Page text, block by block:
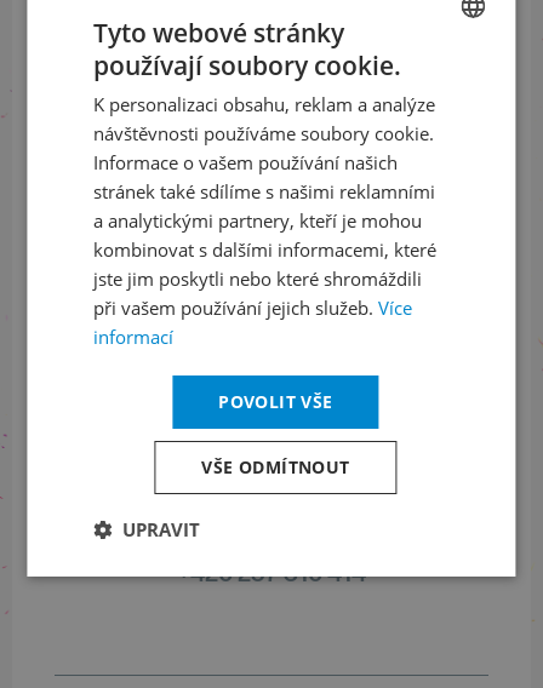
a buďte jako první v obraze
ODEBÍRAT NEWSLETTER
Sledujte nás na sociálních sítích
LinkedInflickr
+420 461 049 232
Informace o programu
+420 257 310 414
ENGLISH
Tyto webové stránky
používají soubory cookie.
K personalizaci obsahu, reklam a analýze
návštěvnosti používáme soubory cookie.
Informace o vašem používání našich
stránek také sdílíme s našimi reklamními
a analytickými partnery, kteří je mohou
kombinovat s dalšími informacemi, které
jste jim poskytli nebo které shromáždili
při vašem používání jejich služeb. Více
informací
POVOLIT VŠE
VŠE ODMÍTNOUT
UPRAVIT